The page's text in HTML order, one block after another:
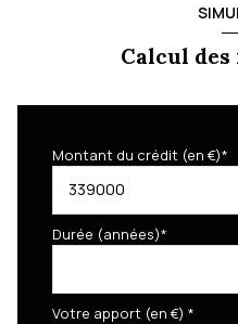
Calcul
Montant du crédit (en €)*
Durée (années)*
Votre apport (en €) *